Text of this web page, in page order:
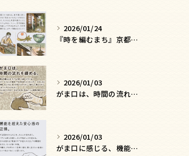
2026/01/24
『時を編むまち』京都ー日常にひそむ、静かな贅沢
2026/01/03
がま口は、時間の流れを緩める
2026/01/03
がま口に感じる、機能を超えた安心感の正体